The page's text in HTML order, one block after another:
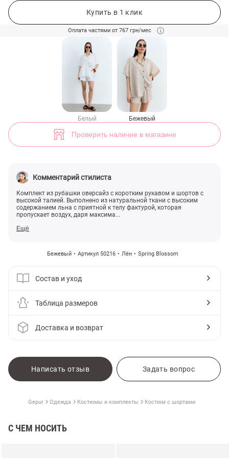
Купить в 1 клик
Оплата частями от 767 грн/мес
Белый Бежевый
Проверить наличие в магазине
Комментарий стилиста
Комплект из рубашки оверсайз с коротким рукавом и шортов с
высокой талией. Выполнено из натуральной ткани с высоким
содержанием льна с приятной к телу фактурой, которая
пропускает воздух, даря максима...
Ещё
Бежевый Артикул 50216 Лён Spring Blossom
Состав и уход
Таблица размеров
Доставка и возврат
Написать отзыв Задать вопрос
Gepur Одежда Костюмы и комплекты Костюм с шортами
С ЧЕМ НОСИТЬ
Бежевый льняной комплект из рубашки оверсайз и шорт (арт.